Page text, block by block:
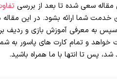
مقاله سعی شده تا بعد از بررسی
خدمت شما ارائه بشود. در این
به معرفی آموزش بازی و ردیف
و تمام کارت های پاسور به
پس تا انتها با ما همراه باشید.